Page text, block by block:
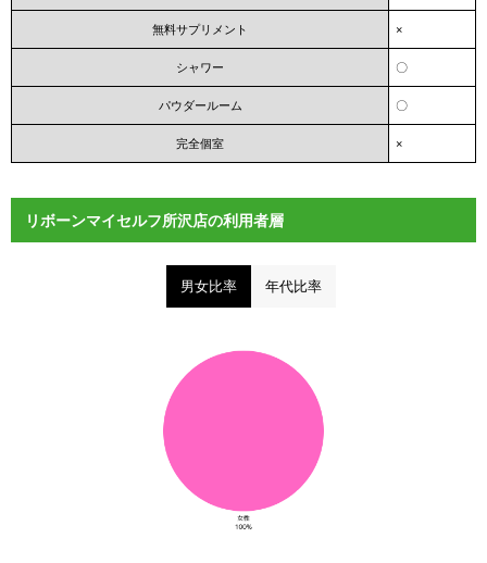
無料サプリメント ×
シャワー 〇
パウダールーム 〇
完全個室 ×
リボーンマイセルフ所沢店の利用者層
男女比率 年代比率